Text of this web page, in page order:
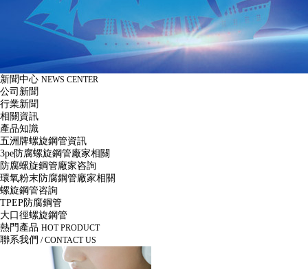
新聞中心 NEWS CENTER
公司新聞
行業新聞
相關資訊
產品知識
五洲牌螺旋鋼管資訊
3pe防腐螺旋鋼管廠家相關
防腐螺旋鋼管廠家咨詢
環氧粉末防腐鋼管廠家相關
螺旋鋼管咨詢
TPEP防腐鋼管
大口徑螺旋鋼管
熱門產品 HOT PRODUCT
聯系我們 / CONTACT US